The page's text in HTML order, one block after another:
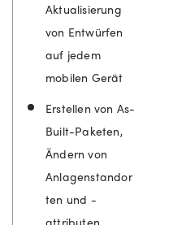
Aktualisierung
von Entwürfen
auf jedem
mobilen Gerät
Erstellen von As-
Built-Paketen,
Ändern von
Anlagenstandor
ten und -